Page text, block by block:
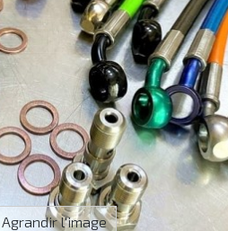
Agrandir l'image